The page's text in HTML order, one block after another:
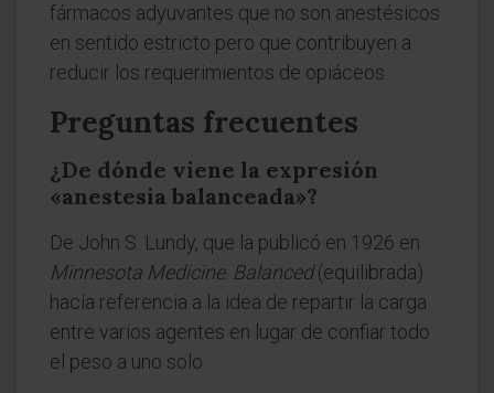
fármacos adyuvantes que no son anestésicos
en sentido estricto pero que contribuyen a
reducir los requerimientos de opiáceos.
Preguntas frecuentes
¿De dónde viene la expresión
«anestesia balanceada»?
De John S. Lundy, que la publicó en 1926 en
Minnesota Medicine. Balanced(equilibrada)
hacía referencia a la idea de repartir la carga
entre varios agentes en lugar de confiar todo
el peso a uno solo.